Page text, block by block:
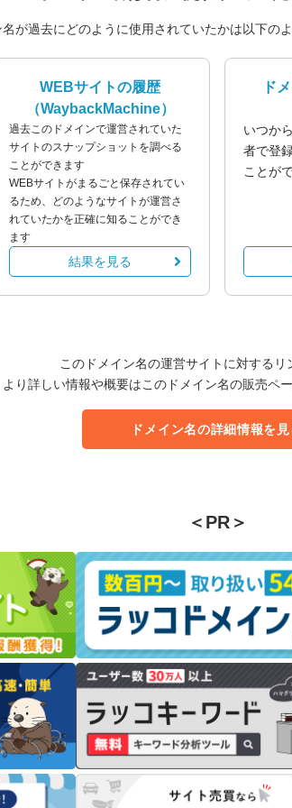
が過去にどのように使用されていたかは以下の
WEBサイトの履歴
（WaybackMachine）
過去このドメインで運営されていた
サイトのスナップショットを調べる
ことができます
WEBサイトがまるごと保存されてい
るため、どのようなサイトが運営さ
れていたかを正確に知ることができ
ます
結果を見る
ド
いつか
者で登
ことが
このドメイン名の運営サイトに対するリ
より詳しい情報や概要はこのドメイン名の販売ペ
ドメイン名の詳細情報を見
＜PR＞